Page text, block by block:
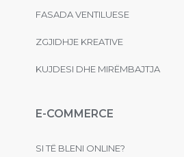
FASADA VENTILUESE
ZGJIDHJE KREATIVE
KUJDESI DHE MIRËMBAJTJA
E-COMMERCE
SI TË BLENI ONLINE?